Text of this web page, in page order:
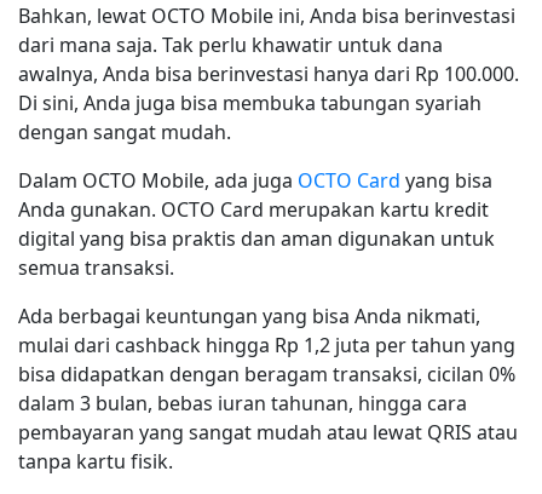
Bahkan, lewat OCTO Mobile ini, Anda bisa berinvestasi
dari mana saja. Tak perlu khawatir untuk dana
awalnya, Anda bisa berinvestasi hanya dari Rp 100.000.
Di sini, Anda juga bisa membuka tabungan syariah
dengan sangat mudah.
Dalam OCTO Mobile, ada juga OCTO Card yang bisa
Anda gunakan. OCTO Card merupakan kartu kredit
digital yang bisa praktis dan aman digunakan untuk
semua transaksi.
Ada berbagai keuntungan yang bisa Anda nikmati,
mulai dari cashback hingga Rp 1,2 juta per tahun yang
bisa didapatkan dengan beragam transaksi, cicilan 0%
dalam 3 bulan, bebas iuran tahunan, hingga cara
pembayaran yang sangat mudah atau lewat QRIS atau
tanpa kartu fisik.